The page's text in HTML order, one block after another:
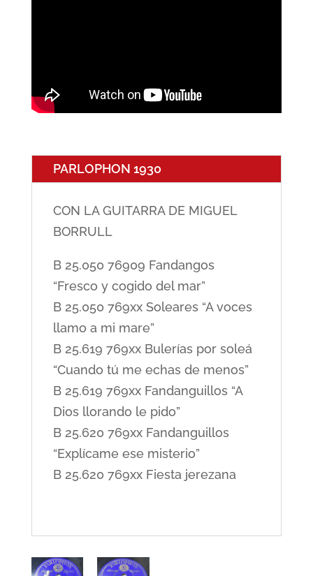
PARLOPHON 1930
CON LA GUITARRA DE MIGUEL
BORRULL
B 25.050 76909 Fandangos
“Fresco y cogido del mar”
B 25.050 769xx Soleares “A voces
llamo a mi mare”
B 25.619 769xx Bulerías por soleá
“Cuando tú me echas de menos”
B 25.619 769xx Fandanguillos “A
Dios llorando le pido”
B 25.620 769xx Fandanguillos
“Explícame ese misterio”
B 25.620 769xx Fiesta jerezana